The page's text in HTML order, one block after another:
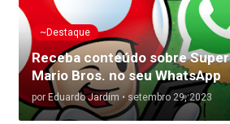
~Destaque
Receba conteúdo sobre Super
Mario Bros. no seu WhatsApp
por Eduardo Jardim • setembro 29, 2023